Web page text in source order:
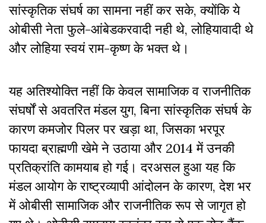
सांस्कृतिक संघर्ष का सामना नहीं कर सके, क्योंकि ये
ओबीसी नेता फुले-आंबेडकरवादी नही थे, लोहियावादी थे
और लोहिया स्वयं राम-कृष्ण के भक्त थे।
यह अतिश्योक्ति नहीं कि केवल सामाजिक व राजनीतिक
संघर्षों से अवतरित मंडल युग, बिना सांस्कृतिक संघर्ष के
कारण कमजोर पिलर पर खड़ा था, जिसका भरपूर
फायदा ब्राह्मणी खेमे ने उठाया और 2014 में उनकी
प्रतिक्रांति कामयाब हो गई। दरअसल हुआ यह कि
मंडल आयोग के राष्ट्रव्यापी आंदोलन के कारण, देश भर
में ओबीसी सामाजिक और राजनीतिक रूप से जागृत हो